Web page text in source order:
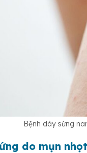
Bệnh dày sừng
do mụn